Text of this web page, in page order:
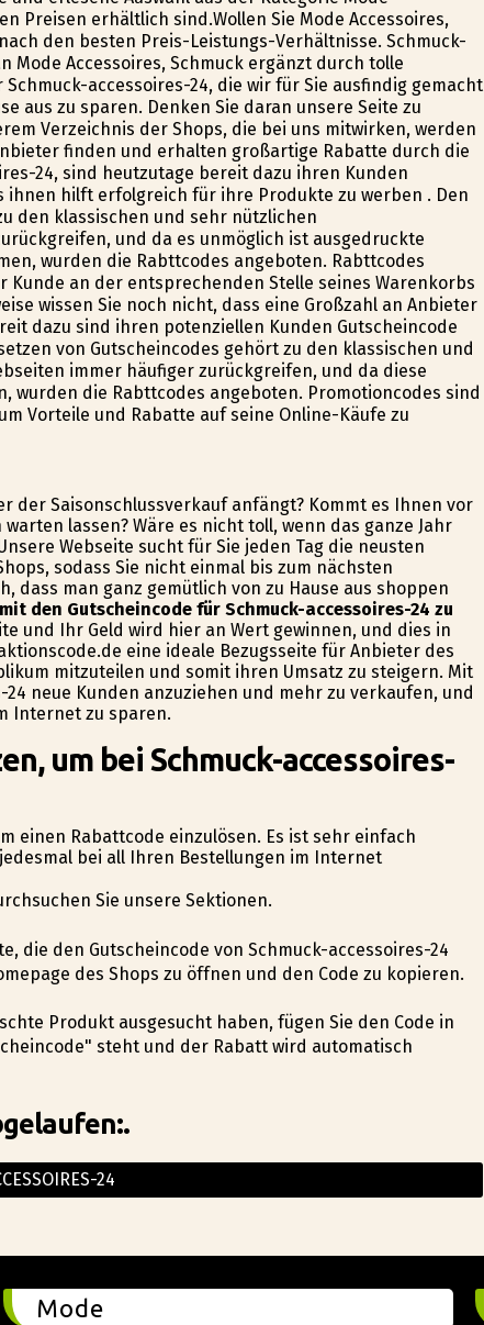
Preisen erhältlich sind.Wollen Sie Mode Accessoires,
den besten Preis-Leistungs-Verhältnisse. Schmuck-
Mode Accessoires, Schmuck ergänzt durch tolle
accessoires-24, die wir für Sie ausfindig gemacht
aus zu sparen. Denken Sie daran unsere Seite zu
Verzeichnis der Shops, die bei uns mitwirken, werden
finden und erhalten großartige Rabatte durch die
24, sind heutzutage bereit dazu ihren Kunden
hilft erfolgreich für ihre Produkte zu werben . Den
den klassischen und sehr nützlichen
und da es unmöglich ist ausgedruckte
wurden die Rabttcodes angeboten. Rabttcodes
an der entsprechenden Stelle seines Warenkorbs
wissen Sie noch nicht, dass eine Großzahl an Anbieter
dazu sind ihren potenziellen Kunden Gutscheincode
von Gutscheincodes gehört zu den klassischen und
immer häufiger zurückgreifen, und da diese
die Rabttcodes angeboten. Promotioncodes sind
Vorteile und Rabatte auf seine Online-Käufe zu
der Saisonschlussverkauf anfängt? Kommt es Ihnen vor
lassen? Wäre es nicht toll, wenn das ganze Jahr
Webseite sucht für Sie jeden Tag die neusten
sodass Sie nicht einmal bis zum nächsten
dass man ganz gemütlich von zu Hause aus shoppen
den Gutscheincode für Schmuck-accessoires-24 zu
und Ihr Geld wird hier an Wert gewinnen, und dies in
eine ideale Bezugsseite für Anbieter des
mitzuteilen und somit ihren Umsatz zu steigern. Mit
neue Kunden anzuziehen und mehr zu verkaufen, und
Internet zu sparen.
um bei Schmuck-accessoires-
einen Rabattcode einzulösen. Es ist sehr einfach
bei all Ihren Bestellungen im Internet
Sie unsere Sektionen.
die den Gutscheincode von Schmuck-accessoires-24
des Shops zu öffnen und den Code zu kopieren.
Produkt ausgesucht haben, fügen Sie den Code in
steht und der Rabatt wird automatisch
24
Mode